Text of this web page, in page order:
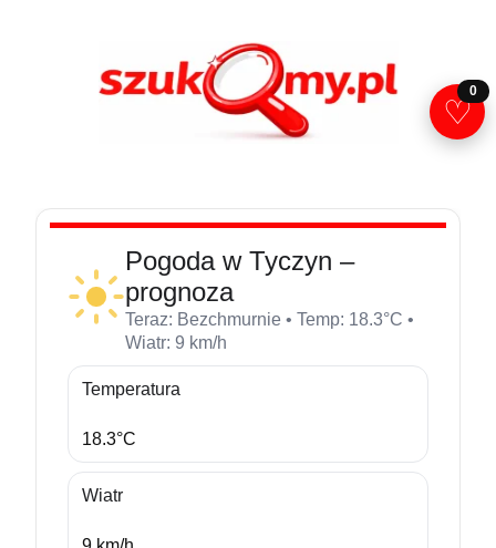
Pogoda w Tyczyn –
prognoza
Teraz: Bezchmurnie • Temp: 18.3°C •
Wiatr: 9 km/h
Temperatura
18.3°C
Wiatr
♡
0